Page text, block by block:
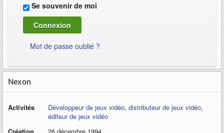
Se souvenir de moi
Mot de passe oublié ?
Nexon
Activités Développeur de jeux vidéo, distributeur de jeux vidéo,
éditeur de jeux vidéo